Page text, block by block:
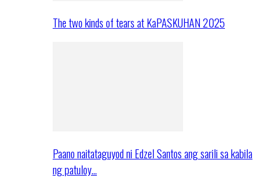
The two kinds of tears at KaPASKUHAN 2025
Paano naitataguyod ni Edzel Santos ang sarili sa kabila
ng patuloy…